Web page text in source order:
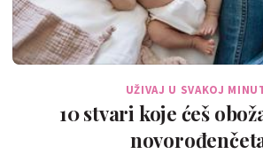
UŽIVAJ U SVAKOJ
10 stvari koje ćeš